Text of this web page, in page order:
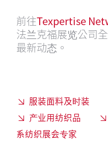
前往Texpertise
法兰克福展览公司
最新动态。
服装面料及时装
产业用纺织品
系纺织展会专家